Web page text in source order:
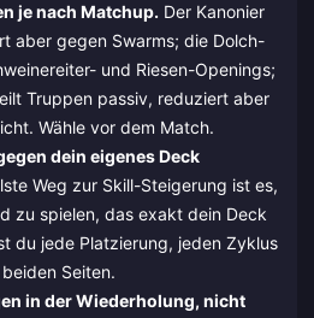
je nach Matchup. Der Kanonier
aber gegen Swarms; die Dolch-
und Riesen-Openings;
Truppen passiv, reduziert aber
Wähle vor dem Match.
dein eigenes Deck
Weg zur Skill-Steigerung ist es,
zu spielen, das exakt dein Deck
du jede Platzierung, jeden Zyklus
Seiten.
in der Wiederholung, nicht